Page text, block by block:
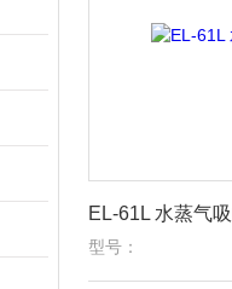
EL-61L 水蒸气
型号：